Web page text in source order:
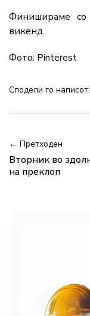
Финишираме со
викенд.
Фото: Pinterest
Сподели го написот:
← Претходен
Вторник во
на преклоп